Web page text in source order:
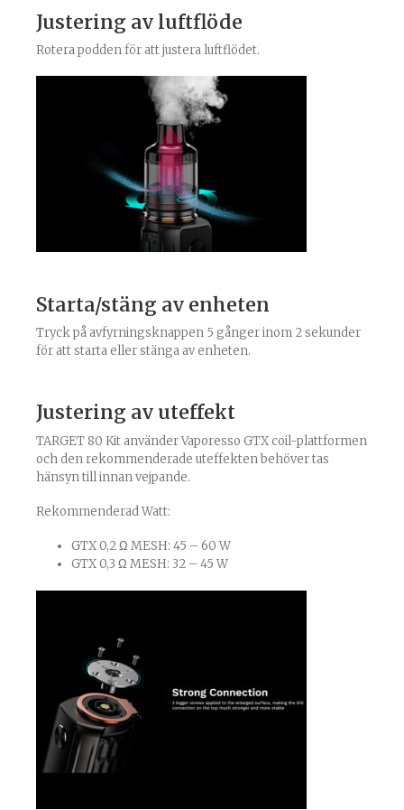
Justering av luftflöde
Rotera podden för att justera luftflödet.
Starta/stäng av enheten
Tryck på avfyrningsknappen 5 gånger inom 2 sekunder
för att starta eller stänga av enheten.
Justering av uteffekt
TARGET 80 Kit använder Vaporesso GTX coil-plattformen
och den rekommenderade uteffekten behöver tas
hänsyn till innan vejpande.
Rekommenderad Watt:
GTX 0,2 Ω MESH: 45 – 60 W
GTX 0,3 Ω MESH: 32 – 45 W